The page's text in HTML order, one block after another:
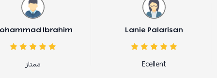
Lanie Palarisan
Ecellent
Ibrahim
ممتاز